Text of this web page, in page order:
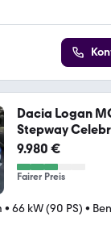
Dacia Logan
Stepway
9.980 €
Fairer Preis
• 66 kW (90 PS) •